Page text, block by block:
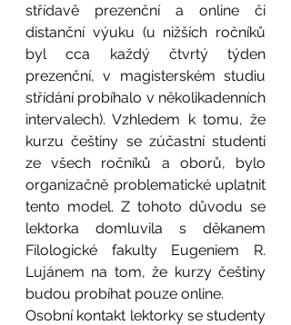
střídavě prezenční a online či
distanční výuku (u nižších ročníků
byl cca každý čtvrtý týden
prezenční, v magisterském studiu
střídání probíhalo v několikadenních
intervalech). Vzhledem k tomu, že
kurzu češtiny se zúčastní studenti
ze všech ročníků a oborů, bylo
organizačně problematické uplatnit
tento model. Z tohoto důvodu se
lektorka domluvila s děkanem
Filologické fakulty Eugeniem R.
Lujánem na tom, že kurzy češtiny
budou probíhat pouze online.
Osobní kontakt lektorky se studenty